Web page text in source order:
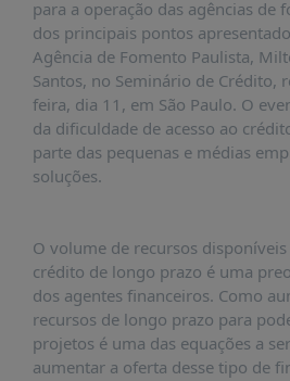
DADOS
FRENTE
PARLAMENTAR
SOBRE
FRENTE
INFORMAÇÕES
CURSOS
E
EVENTOS
para a operação das agências de
dos principais pontos
Agência de Fomento Paulista,
Santos, no Seminário de Crédito,
feira, dia 11, em São Paulo. O
da dificuldade de acesso ao
parte das pequenas e médias
soluções.
O volume de recursos
crédito de longo prazo é uma
dos agentes financeiros. Como
recursos de longo prazo para
projetos é uma das equações a
aumentar a oferta desse tipo de